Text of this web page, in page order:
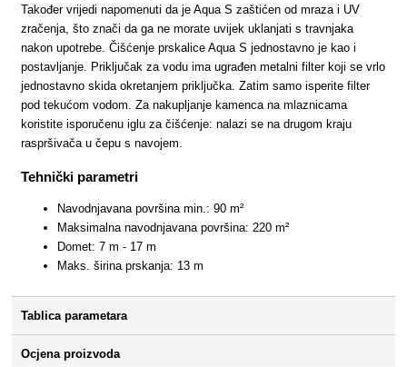
Također vrijedi napomenuti da je Aqua S zaštićen od mraza i UV
zračenja, što znači da ga ne morate uvijek uklanjati s travnjaka
nakon upotrebe. Čišćenje prskalice Aqua S jednostavno je kao i
postavljanje. Priključak za vodu ima ugrađen metalni filter koji se vrlo
jednostavno skida okretanjem priključka. Zatim samo isperite filter
pod tekućom vodom. Za nakupljanje kamenca na mlaznicama
koristite isporučenu iglu za čišćenje: nalazi se na drugom kraju
raspršivača u čepu s navojem.
Tehnički parametri
Navodnjavana površina min.: 90 m²
Maksimalna navodnjavana površina: 220 m²
Domet: 7 m - 17 m
Maks. širina prskanja: 13 m
Tablica parametara
Ocjena proizvoda